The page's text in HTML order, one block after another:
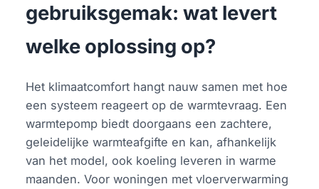
gebruiksgemak: wat levert
welke oplossing op?
Het klimaatcomfort hangt nauw samen met hoe
een systeem reageert op de warmtevraag. Een
warmtepomp biedt doorgaans een zachtere,
geleidelijke warmteafgifte en kan, afhankelijk
van het model, ook koeling leveren in warme
maanden. Voor woningen met vloerverwarming